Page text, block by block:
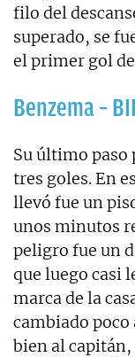
filo del
superado, se
el primer gol
Benzema –
Su último paso
tres goles. En
llevó fue un
unos minutos
peligro fue un
que luego casi
marca de la
cambiado
bien al capitán,